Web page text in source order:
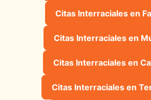
Citas Interraciales en
Citas Interraciales en
Citas Interraciales en
Citas Interraciales en